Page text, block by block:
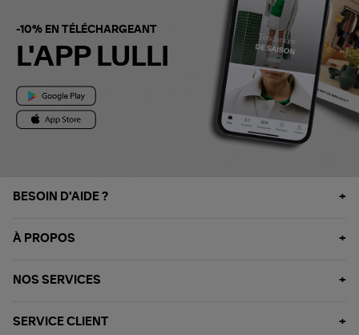
-10% EN TÉLÉCHARGEANT
L'APP LULLI
BESOIN D'AIDE ?
À PROPOS
NOS SERVICES
SERVICE CLIENT